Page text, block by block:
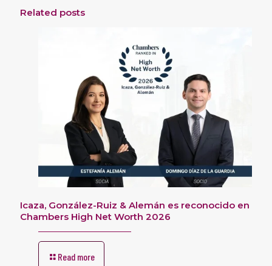
Related posts
Icaza, González-Ruiz & Alemán es reconocido en
Chambers High Net Worth 2026
Read more